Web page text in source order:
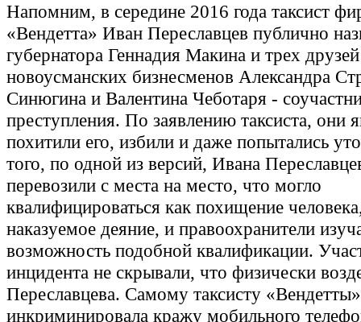
Напомним, в середине 2016 года таксист
«Вендетта» Иван Переславцев публично
губернатора Геннадия Макина и трех
новоусманских бизнесменов Александра
Синюгина и Валентина Чеботаря -
преступления. По заявлению таксиста, они
похитили его, избили и даже попытались
того, по одной из версий, Ивана
перевозили с места на место, что могло
квалифицироваться как похищение
наказуемое деяние, и правоохранители
возможность подобной квалификации.
инцидента не скрывали, что физически
Переславцева. Самому таксисту
инкриминировала кражу мобильного